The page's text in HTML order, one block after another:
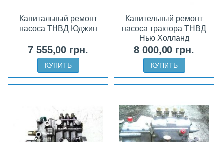
Капитальный ремонт
насоса ТНВД Юджин
7 555,00 грн.
КУПИТЬ
Капительный ремонт
насоса трактора ТНВД
Нью Холланд
8 000,00 грн.
КУПИТЬ